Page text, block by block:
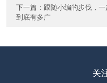
下一篇： 跟随小编的步伐，
到底有多广
关